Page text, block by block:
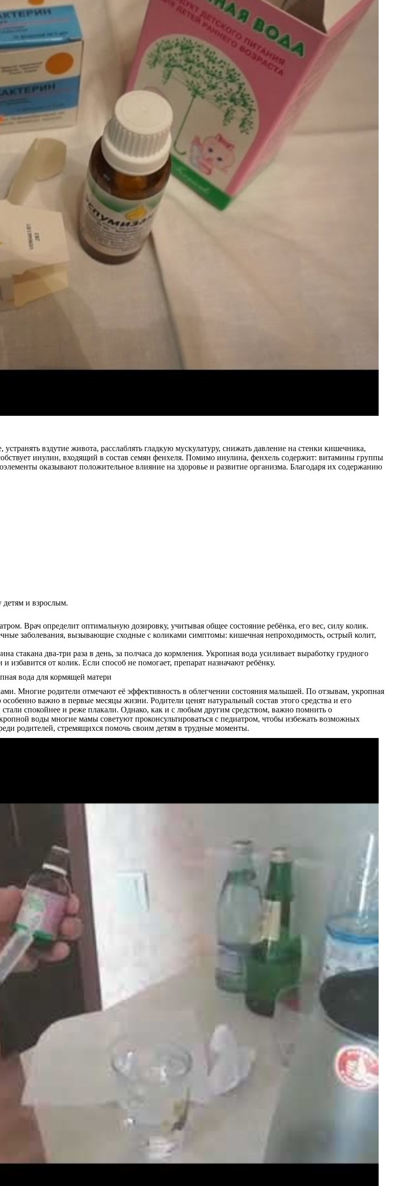
вздутие живота, расслаблять гладкую мускулатуру, снижать давление на стенки кишечника,
инулин, входящий в состав семян фенхеля. Помимо инулина, фенхель содержит: витамины группы
оказывают положительное влияние на здоровье и развитие организма. Благодаря их содержанию
детям и взрослым.
Врач определит оптимальную дозировку, учитывая общее состояние ребёнка, его вес, силу колик.
заболевания, вызывающие сходные с коликами симптомы: кишечная непроходимость, острый колит,
два-три раза в день, за полчаса до кормления. Укропная вода усиливает выработку грудного
от колик. Если способ не помогает, препарат назначают ребёнку.
Многие родители отмечают её эффективность в облегчении состояния малышей. По отзывам, укропная
важно в первые месяцы жизни. Родители ценят натуральный состав этого средства и его
спокойнее и реже плакали. Однако, как и с любым другим средством, важно помнить о
воды многие мамы советуют проконсультироваться с педиатром, чтобы избежать возможных
родителей, стремящихся помочь своим детям в трудные моменты.